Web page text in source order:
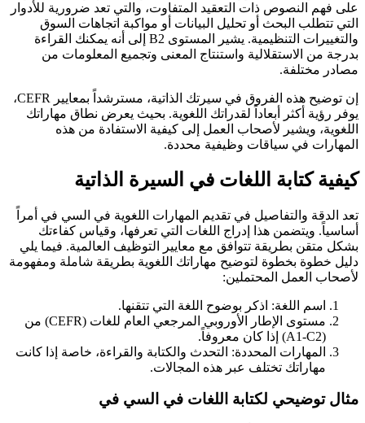
على فهم النصوص ذات التعقيد المتفاوت، والتي تعد ضرورية للأدوار
التي تتطلب البحث أو تحليل البيانات أو مواكبة اتجاهات السوق
والتغييرات التنظيمية. يشير المستوى B2 إلى أنه يمكنك القراءة
بدرجة من الاستقلالية واستنتاج المعنى وتجميع المعلومات من
مصادر مختلفة.
إن توضيح هذه الفروق في سيرتك الذاتية، مسترشداً بمعايير CEFR،
يوفر رؤية أكثر أبعاداً لقدراتك اللغوية. بحيث يعرض نطاق مهاراتك
اللغوية، ويشير لأصحاب العمل إلى كيفية الاستفادة من هذه
المهارات في سياقات وظيفية محددة.
كيفية كتابة اللغات في السيرة الذاتية
تعد الدقة والتفاصيل في تقديم المهارات اللغوية في السي في أمراً
أساسياً. ويتضمن هذا إدراج اللغات التي تعرفها، وقياس كفاءتك
بشكل متقن بطريقة تتوافق مع معايير التوظيف العالمية. فيما يلي
دليل خطوة بخطوة لتوضيح مهاراتك اللغوية بطريقة شاملة ومفهومة
لأصحاب العمل المحتملين:
اسم اللغة: اذكر بوضوح اللغة التي تتقنها.
مستوى الإطار الأوروبي المرجعي العام للغات (CEFR) من
(A1-C2) إذا كان معروفاً.
المهارات المحددة: التحدث والكتابة والقراءة، خاصة إذا كانت
مهاراتك تختلف عبر هذه المجالات.
مثال توضيحي لكتابة اللغات في السي في